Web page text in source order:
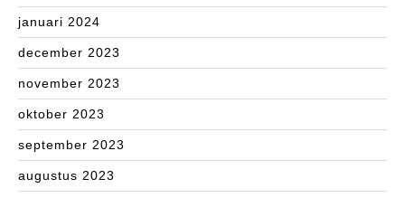
januari 2024
december 2023
november 2023
oktober 2023
september 2023
augustus 2023